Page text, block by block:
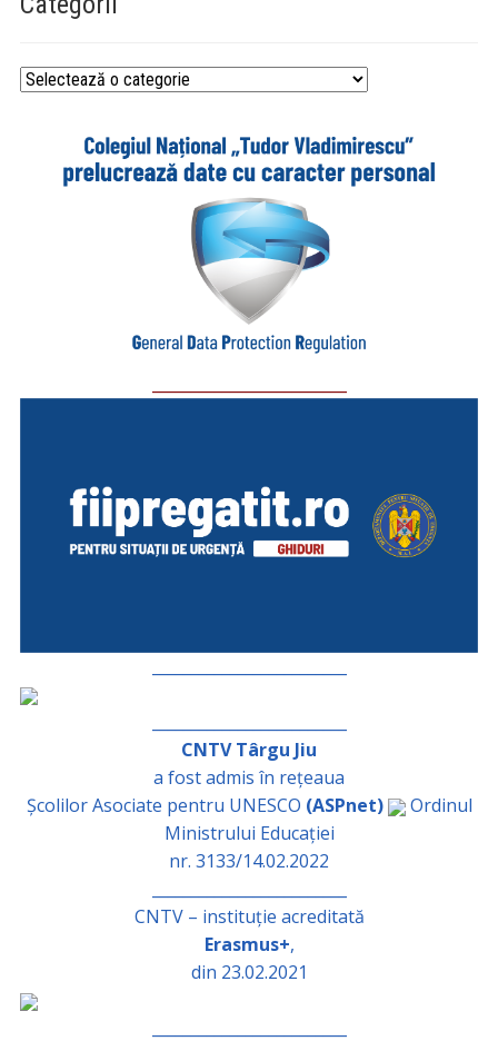
Categorii
CNTV Târgu Jiu
a fost admis în rețeaua
Școlilor Asociate pentru UNESCO (ASPnet)
Ordinul
Ministrului Educației
nr. 3133/14.02.2022
CNTV – instituție acreditată
Erasmus+,
din 23.02.2021